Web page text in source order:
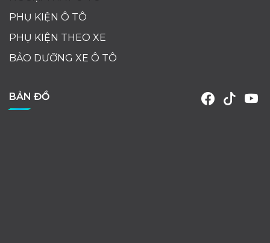
PHỤ KIỆN Ô TÔ
PHỤ KIỆN THEO XE
BẢO DƯỠNG XE Ô TÔ
BẢN ĐỒ